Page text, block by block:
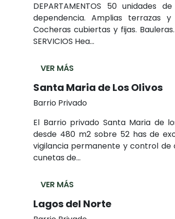
DEPARTAMENTOS 50
dependencia. Amplias terrazas
Cocheras cubiertas y fijas.
SERVICIOS Hea...
VER MÁS
Santa Maria de Los Olivos
Barrio Privado
El Barrio privado Santa Maria de
desde 480 m2 sobre 52 has de
vigilancia permanente y control de
cunetas de...
VER MÁS
Lagos del Norte